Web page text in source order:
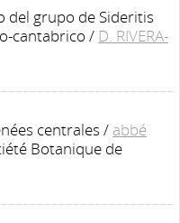
del grupo de Sideritis
cantabrico / D. RIVERA-
centrales / abbé
Botanique de